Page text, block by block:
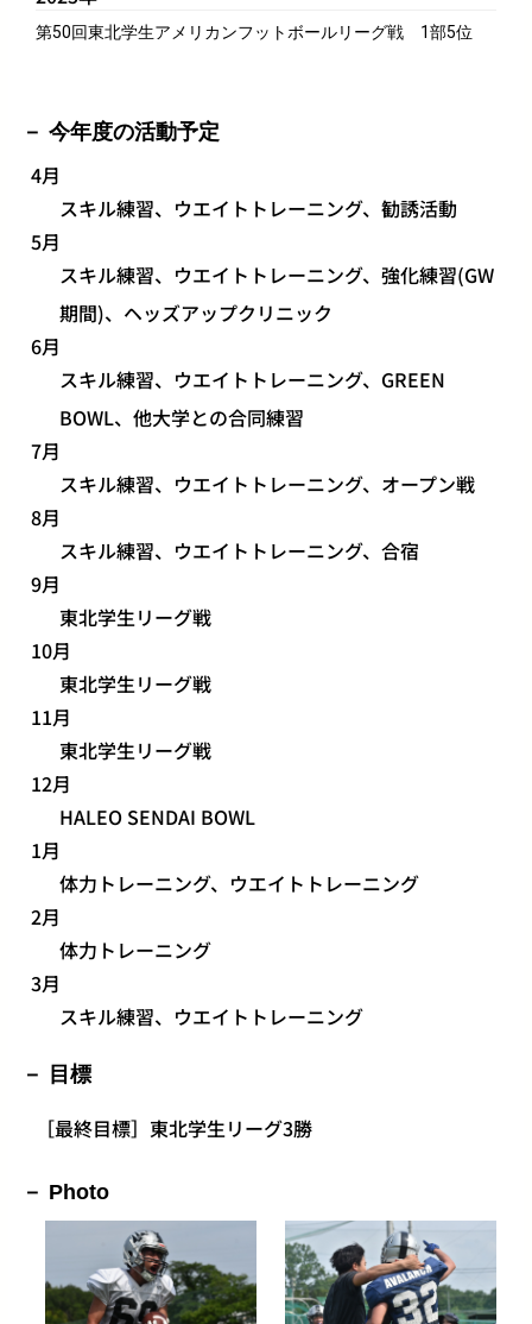
第50回東北学生アメリカンフットボールリーグ戦 1部5位
今年度の活動予定
4月
スキル練習、ウエイトトレーニング、勧誘活動
5月
スキル練習、ウエイトトレーニング、強化練習(GW
期間)、ヘッズアップクリニック
6月
スキル練習、ウエイトトレーニング、GREEN
BOWL、他大学との合同練習
7月
スキル練習、ウエイトトレーニング、オープン戦
8月
スキル練習、ウエイトトレーニング、合宿
9月
東北学生リーグ戦
10月
東北学生リーグ戦
11月
東北学生リーグ戦
12月
HALEO SENDAI BOWL
1月
体力トレーニング、ウエイトトレーニング
2月
体力トレーニング
3月
スキル練習、ウエイトトレーニング
目標
［最終目標］東北学生リーグ3勝
Photo